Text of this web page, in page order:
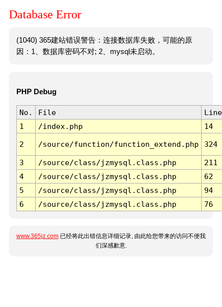
Database Error
(1040) 365建站错误警告：连接数据库失败，可能的原
因：1、数据库密码不对; 2、mysql未启动。
PHP Debug
No. File
Line
1
/index.php 14
2 /source/function/function_extend.php 324
3 /source/class/jzmysql.class.php
211
4
/source/class/jzmysql.class.php
62
5
/source/class/jzmysql.class.php
94
6
/source/class/jzmysql.class.php 76
www.365jz.com 已经将此出错信息详细记录, 由此给您带来的访问不便我
们深感歉意.